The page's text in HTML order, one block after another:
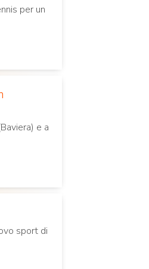
per un
e a
sport di